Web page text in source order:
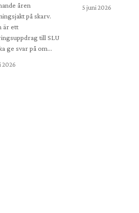
åren
på skarv.
är ett
till SLU
ge svar på om…
2026
5 juni 2026